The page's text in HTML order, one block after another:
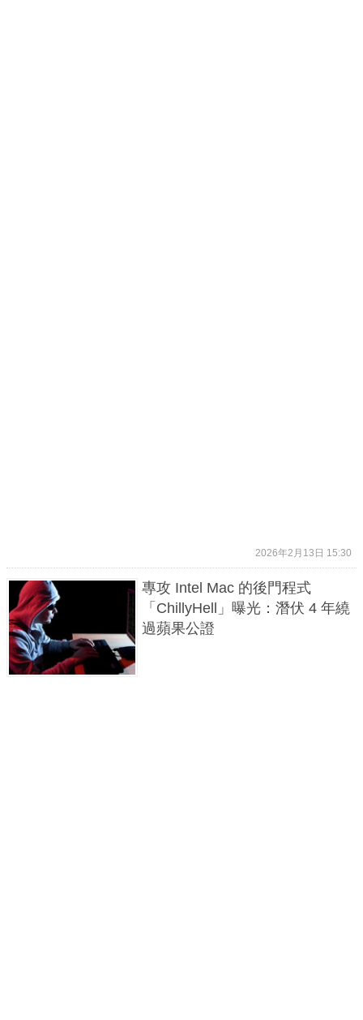
2026年2月13日 15:30
專攻 Intel Mac 的後門程式
「ChillyHell」曝光：潛伏 4 年繞
過蘋果公證